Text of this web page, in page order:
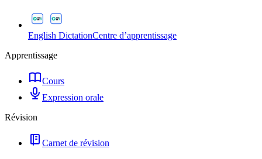
English DictationCentre d’apprentissage
Apprentissage
Cours
Expression orale
Révision
Carnet de révision